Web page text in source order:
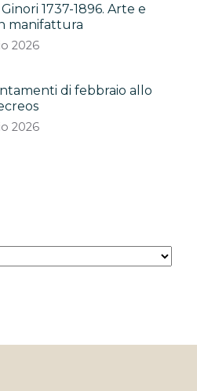
1737-1896. Arte e
manifattura
2026
di febbraio allo
2026